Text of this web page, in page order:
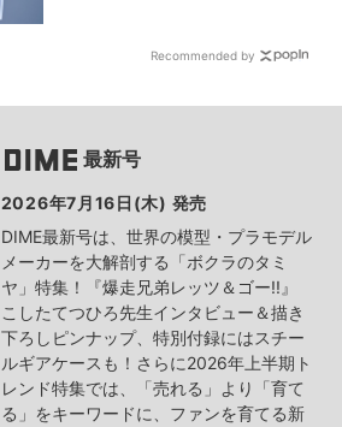
Recommended by
最新号
2026年7月16日(木) 発売
DIME最新号は、世界の模型・プラモデル
メーカーを大解剖する「ボクラのタミ
ヤ」特集！『爆走兄弟レッツ＆ゴー!!』
こしたてつひろ先生インタビュー＆描き
下ろしピンナップ、特別付録にはスチー
ルギアケースも！さらに2026年上半期ト
レンド特集では、「売れる」より「育て
る」をキーワードに、ファンを育てる新